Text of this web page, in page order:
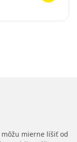
mierne líšiť od